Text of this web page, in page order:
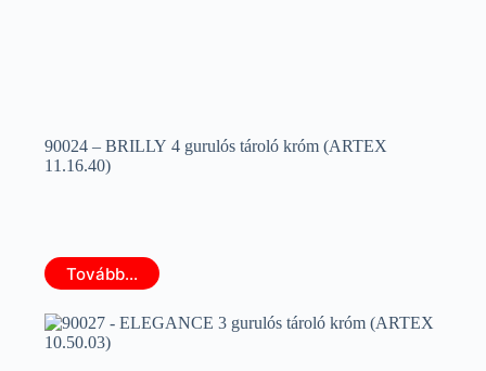
90024 – BRILLY 4 gurulós tároló króm (ARTEX
11.16.40)
Tovább...